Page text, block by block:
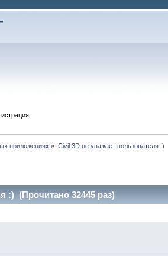
приложениях » Civil 3D не уважает пользователя :)
:) (Прочитано 32445 раз)